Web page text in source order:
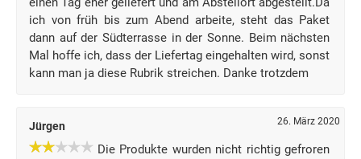
ich von früh bis zum Abend arbeite, steht das Paket
dann auf der Südterrasse in der Sonne. Beim nächsten
Mal hoffe ich, dass der Liefertag eingehalten wird, sonst
kann man ja diese Rubrik streichen. Danke trotzdem
Jürgen 26. März 2020
Die Produkte wurden nicht richtig gefroren